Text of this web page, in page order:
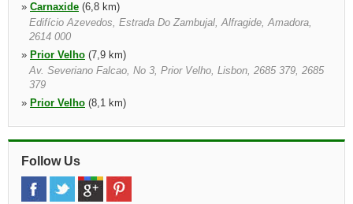
» Carnaxide (6,8 km)
Edifício Azevedos, Estrada Do Zambujal, Alfragide, Amadora,
2614 000
» Prior Velho (7,9 km)
Av. Severiano Falcao, No 3, Prior Velho, Lisbon, 2685 379, 2685
379
» Prior Velho (8,1 km)
»Odivelas(8,6 km)
221
»Oeiras(12,5 km)
Oeiras Tagus Park, Núcleo Central Loja Nº 138, Oeiras, 2740 122
Follow Us